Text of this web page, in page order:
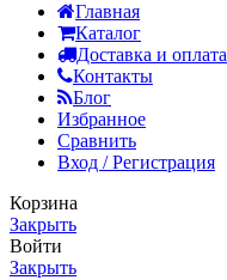
Главная
Каталог
Доставка и оплата
Контакты
Блог
Избранное
Сравнить
Вход / Регистрация
Корзина
Закрыть
Войти
Закрыть